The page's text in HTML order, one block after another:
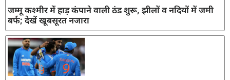
जम्मू कश्मीर में हाड़ कंपाने वाली ठंड शुरू, झीलों व नदियों में जमी
बर्फ; देखें खूबसूरत नजारा